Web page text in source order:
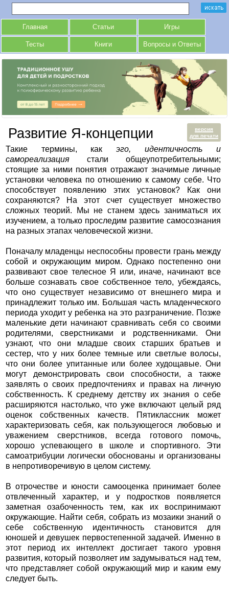
Главная Статьи Игры
Тесты Книги Вопросы и Ответы
версия
для печати
Развитие Я-концепции
Такие термины, какэго, идентичность и
самореализациястали общеупотребительными;
стоящие за ними понятия отражают значимые личные
установки человека по отношению к самому себе. Что
способствует появлению этих установок? Как они
сохраняются? На этот счет существует множество
сложных теорий. Мы не станем здесь заниматься их
изучением, а только проследим развитие самосознания
на разных этапах человеческой жизни.
Поначалу младенцы неспособны провести грань между
собой и окружающим миром. Однако постепенно они
развивают свое телесное Я или, иначе, начинают все
больше сознавать свое собственное тело, убеждаясь,
что оно существует независимо от внешнего мира и
принадлежит только им. Большая часть младенческого
периода уходит у ребенка на это разграничение. Позже
маленькие дети начинают сравнивать себя со своими
родителями, сверстниками и родственниками. Они
узнают, что они младше своих старших братьев и
сестер, что у них более темные или светлые волосы,
что они более упитанные или более худощавые. Они
могут демонстрировать свои способности, а также
заявлять о своих предпочтениях и правах на личную
собственность. К среднему детству их знания о себе
расширяются настолько, что уже включают целый ряд
оценок собственных качеств. Пятиклассник может
характеризовать себя, как пользующегося любовью и
уважением сверстников, всегда готового помочь,
хорошо успевающего в школе и спортивного. Эти
самоатрибуции логически обоснованы и организованы
в непротиворечивую в целом систему.
В отрочестве и юности самооценка принимает более
отвлеченный характер, и у подростков появляется
заметная озабоченность тем, как их воспринимают
окружающие. Найти себя, собрать из мозаики знаний о
себе собственную идентичность становится для
юношей и девушек первостепенной задачей. Именно в
этот период их интеллект достигает такого уровня
развития, который позволяет им задумываться над тем,
что представляет собой окружающий мир и каким ему
следует быть.